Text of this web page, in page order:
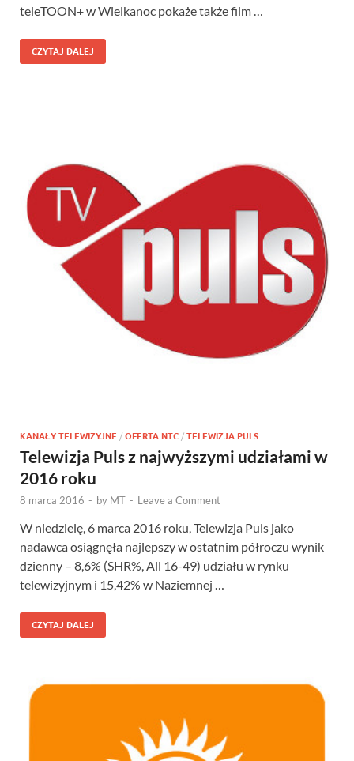
teleTOON+ w Wielkanoc pokaże także film …
CZYTAJ DALEJ
KANAŁY TELEWIZYJNE / OFERTA NTC / TELEWIZJA PULS
Telewizja Puls z najwyższymi udziałami w
2016 roku
8 marca 2016 - by MT - Leave a Comment
W niedzielę, 6 marca 2016 roku, Telewizja Puls jako
nadawca osiągnęła najlepszy w ostatnim półroczu wynik
dzienny – 8,6% (SHR%, All 16-49) udziału w rynku
telewizyjnym i 15,42% w Naziemnej …
CZYTAJ DALEJ